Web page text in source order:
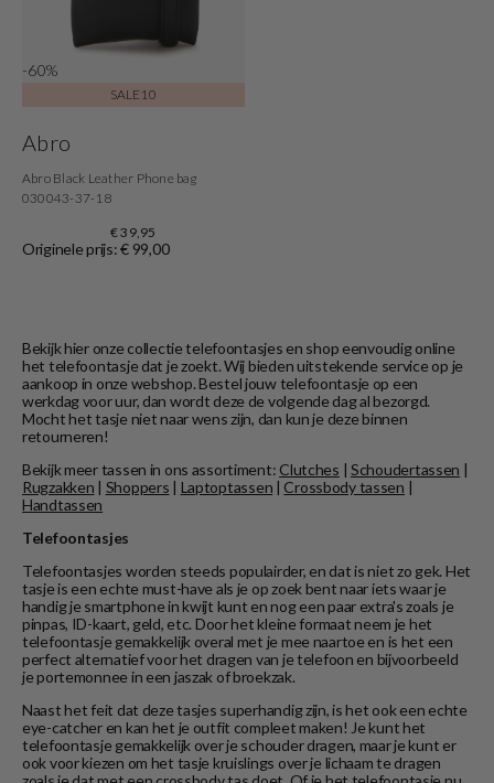
-60%
SALE10
Abro
Abro Black Leather Phone bag
030043-37-18
€ 39,95
Originele prijs: € 99,00
Bekijk hier onze collectie telefoontasjes en shop eenvoudig online
het telefoontasje dat je zoekt. Wij bieden uitstekende service op je
aankoop in onze webshop. Bestel jouw telefoontasje op een
werkdag voor uur, dan wordt deze de volgende dag al bezorgd.
Mocht het tasje niet naar wens zijn, dan kun je deze binnen
retourneren!
Bekijk meer tassen in ons assortiment: Clutches |Schoudertassen |
Rugzakken | Shoppers | Laptoptassen | Crossbody tassen |
Handtassen
Telefoontasjes
Telefoontasjes worden steeds populairder, en dat is niet zo gek. Het
tasje is een echte must-have als je op zoek bent naar iets waar je
handig je smartphone in kwijt kunt en nog een paar extra's zoals je
pinpas, ID-kaart, geld, etc. Door het kleine formaat neem je het
telefoontasje gemakkelijk overal met je mee naartoe en is het een
perfect alternatief voor het dragen van je telefoon en bijvoorbeeld
je portemonnee in een jaszak of broekzak.
Naast het feit dat deze tasjes superhandig zijn, is het ook een echte
eye-catcher en kan het je outfit compleet maken! Je kunt het
telefoontasje gemakkelijk over je schouder dragen, maar je kunt er
ook voor kiezen om het tasje kruislings over je lichaam te dragen